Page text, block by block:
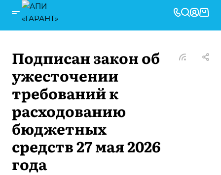
Подписан закон об
ужесточении
требований к
расходованию
бюджетных
средств 27 мая 2026
года